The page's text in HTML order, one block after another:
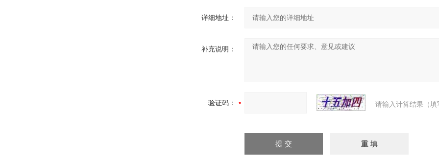
详细地址：
补充说明：
验证码： 请输入计算结果（